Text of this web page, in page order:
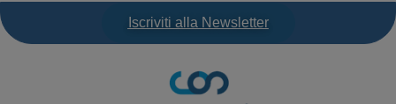
Iscriviti alla Newsletter